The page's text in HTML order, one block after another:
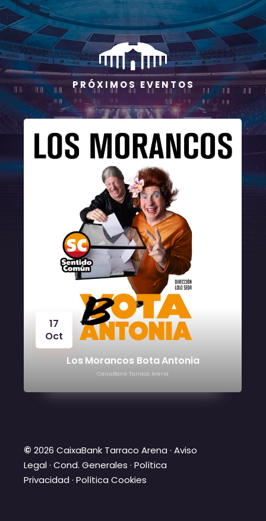
P R Ó X I M O S E V E N T O S
24
© 2026 CaixaBank Tarraco Arena · Aviso
Legal·Cond. Generales ·Política
Privacidad ·Política Cookies